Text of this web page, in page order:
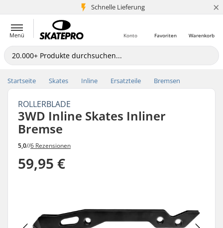
Schnelle Lieferung
5+ Mio. Kunden ×
Menü Warenkorb
Favoriten
Konto
Startseite Skates Inline Ersatzteile Bremsen
ROLLERBLADE
3WD Inline Skates Inliner
Bremse
5,0//6 Rezensionen
59,95 €